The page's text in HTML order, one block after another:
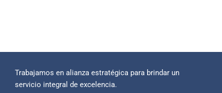
Trabajamos en alianza estratégica para brindar un
servicio integral de excelencia.